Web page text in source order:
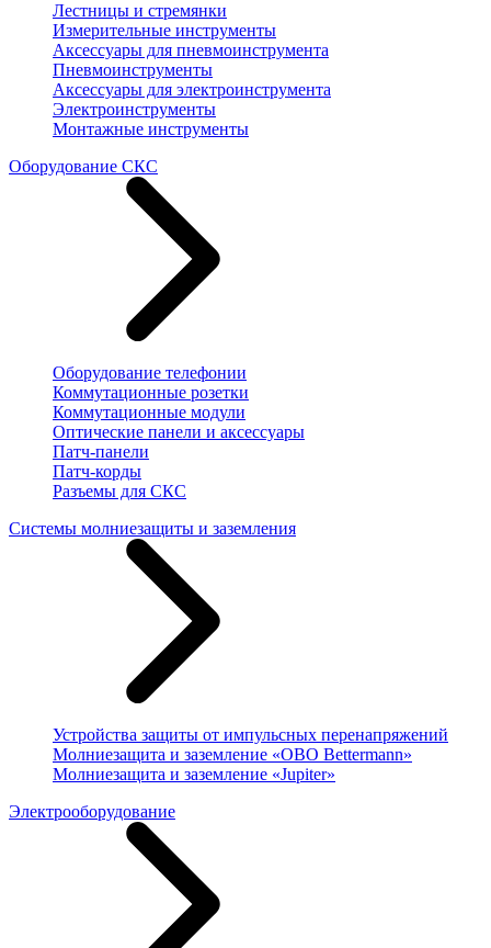
Лестницы и стремянки
Измерительные инструменты
Аксессуары для пневмоинструмента
Пневмоинструменты
Аксессуары для электроинструмента
Электроинструменты
Монтажные инструменты
Оборудование СКС
Оборудование телефонии
Коммутационные розетки
Коммутационные модули
Оптические панели и аксессуары
Патч-панели
Патч-корды
Разъемы для СКС
Системы молниезащиты и заземления
Устройства защиты от импульсных перенапряжений
Молниезащита и заземление «OBO Bettermann»
Молниезащита и заземление «Jupiter»
Электрооборудование